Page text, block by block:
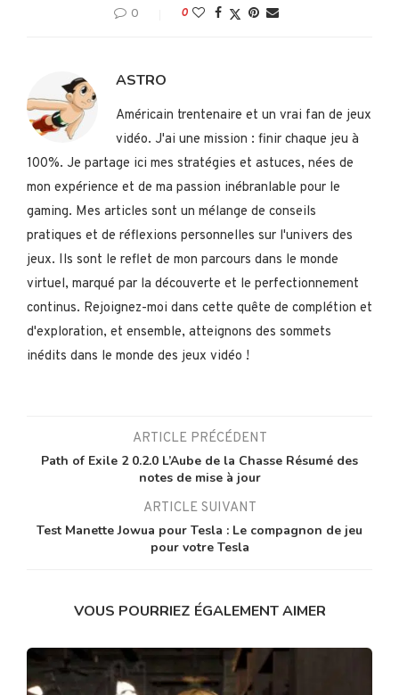
0 0
ASTRO
Américain trentenaire et un vrai fan de jeux
vidéo. J'ai une mission : finir chaque jeu à
100%. Je partage ici mes stratégies et astuces, nées de
mon expérience et de ma passion inébranlable pour le
gaming. Mes articles sont un mélange de conseils
pratiques et de réflexions personnelles sur l'univers des
jeux. Ils sont le reflet de mon parcours dans le monde
virtuel, marqué par la découverte et le perfectionnement
continus. Rejoignez-moi dans cette quête de complétion et
d'exploration, et ensemble, atteignons des sommets
inédits dans le monde des jeux vidéo !
ARTICLE PRÉCÉDENT
Path of Exile 2 0.2.0 L’Aube de la Chasse Résumé des
notes de mise à jour
ARTICLE SUIVANT
Test Manette Jowua pour Tesla : Le compagnon de jeu
pour votre Tesla
VOUS POURRIEZ ÉGALEMENT AIMER